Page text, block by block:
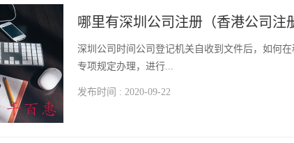
哪里有深圳公司注册（香港公司注
深圳公司时间公司登记机关自收到文件后，如何
专项规定办理，进行...
发布时间 : 2020-09-22